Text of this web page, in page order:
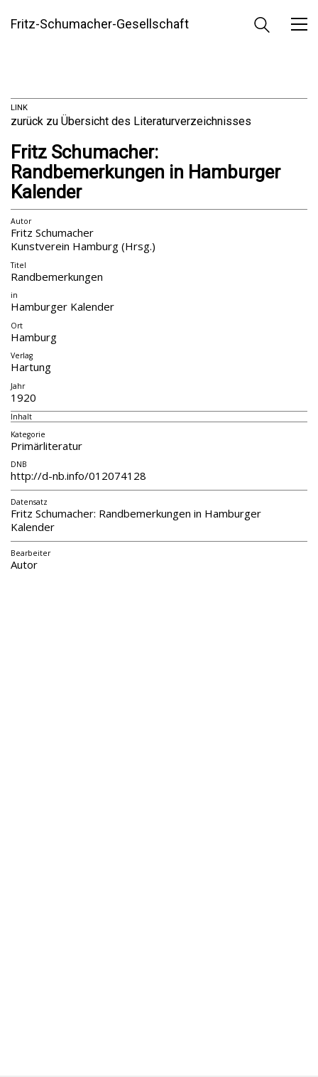
Fritz-Schumacher-Gesellschaft
LINK
zurück zu Übersicht des Literaturverzeichnisses
Fritz Schumacher:
Randbemerkungen in Hamburger
Kalender
Autor
Fritz Schumacher
Kunstverein Hamburg (Hrsg.)
Titel
Randbemerkungen
in
Hamburger Kalender
Ort
Hamburg
Verlag
Hartung
Jahr
1920
Inhalt
Kategorie
Primärliteratur
DNB
http://d-nb.info/012074128
Datensatz
Fritz Schumacher: Randbemerkungen in Hamburger
Kalender
Bearbeiter
Autor